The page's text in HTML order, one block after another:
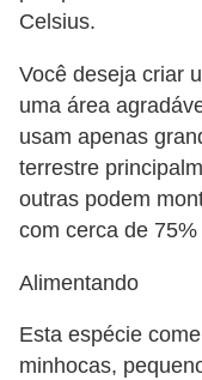
Celsius.
Você deseja criar
uma área
usam apenas
terrestre
outras podem
com cerca de
Alimentando
Esta espécie
minhocas,